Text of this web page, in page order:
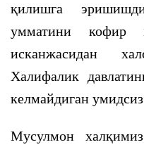
қилишга
умматини кофир
исканжасидан
Халифалик
келмайдиган
Мусулмон